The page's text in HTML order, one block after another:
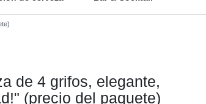
de 4 grifos, elegante,
(precio del paquete)